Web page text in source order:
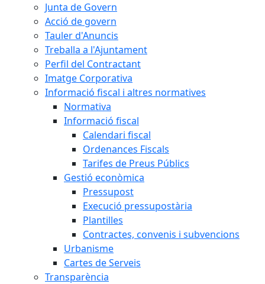
Junta de Govern
Acció de govern
Tauler d'Anuncis
Treballa a l'Ajuntament
Perfil del Contractant
Imatge Corporativa
Informació fiscal i altres normatives
Normativa
Informació fiscal
Calendari fiscal
Ordenances Fiscals
Tarifes de Preus Públics
Gestió econòmica
Pressupost
Execució pressupostària
Plantilles
Contractes, convenis i subvencions
Urbanisme
Cartes de Serveis
Transparència